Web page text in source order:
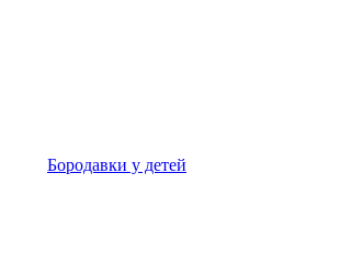
Бородавки у детей